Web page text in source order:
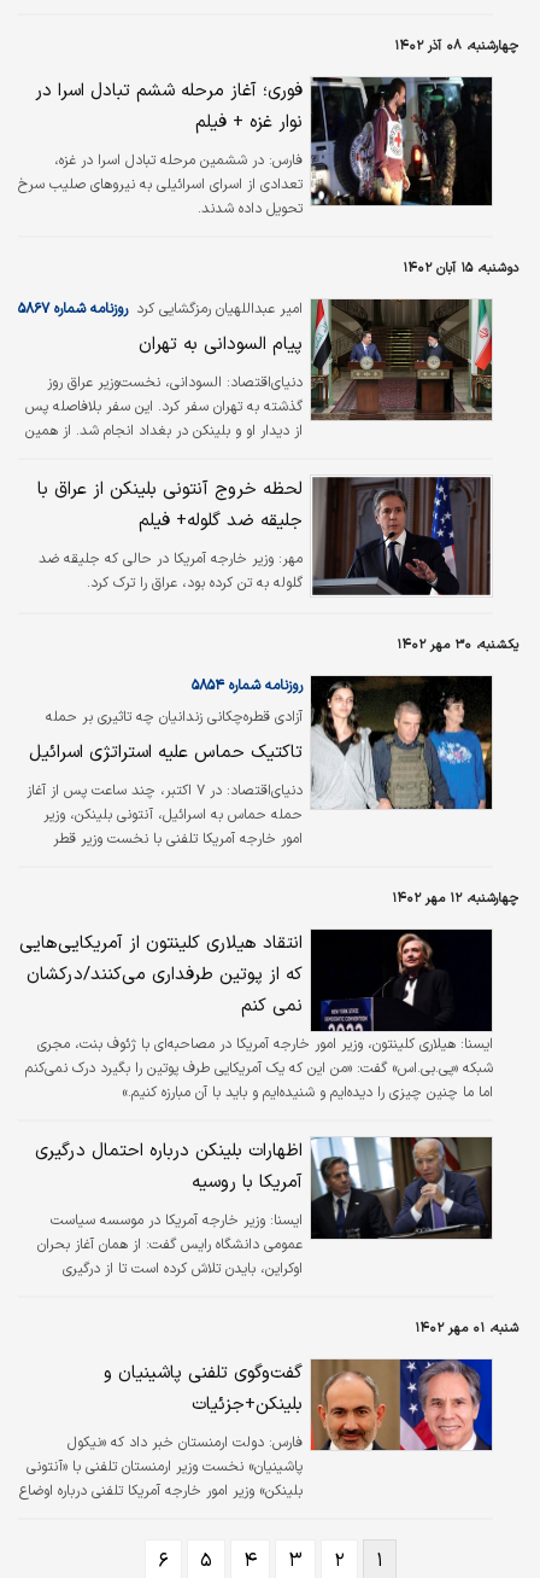
چهارشنبه، ۰۸ آذر ۱۴۰۲
فوری؛ آغاز مرحله ششم تبادل اسرا در
نوار غزه + فیلم
فارس: در ششمین مرحله تبادل اسرا در غزه،
تعدادی از اسرای اسرائیلی به نیروهای صلیب سرخ
تحویل داده شدند.
دوشنبه، ۱۵ آبان ۱۴۰۲
امیر عبداللهیان رمزگشایی کرد روزنامه شماره ۵۸۶۷
پیام السودانی به تهران
دنیای‌اقتصاد: السودانی، نخست‌وزیر عراق روز
گذشته به تهران سفر کرد. این سفر بلافاصله پس
از دیدار او و بلینکن در بغداد انجام شد. از همین
آمریکا به ایران است. حدس و گمانی که البته
توسط امیرعبداللهیان تایید شد. وزیر خارجه
کشورمان خبر داد که در طول سه روز گذشته
پیام‌هایی از واشنگتن دریافت کرده‌اند که در آن
تاکید شده بود که آمریکا خواهان برقراری آتش‌بس
لحظه خروج آنتونی بلینکن از عراق با
جلیقه ضد گلوله+ فیلم
مهر: وزیر خارجه آمریکا در حالی که جلیقه ضد
گلوله به تن کرده بود، عراق را ترک کرد.
یکشنبه، ۳۰ مهر ۱۴۰۲
آزادی قطره‌چکانی زندانیان چه تاثیری بر حمله
زمینی می‌گذارد؟
روزنامه شماره ۵۸۵۴
تاکتیک حماس علیه استراتژی اسرائیل
دنیای‌اقتصاد:
در ۷ اکتبر، چند ساعت پس از آغاز
حمله حماس به اسرائیل، آنتونی بلینکن، وزیر
امور خارجه آمریکا تلفنی با نخست وزیر قطر
زندانی‌های آمریکایی را با نخست‌وزیر قطر در میان
گذاشت. امید بسیاری از دیپلمات‌ها این بود که
قطر بتواند نقش واسطه را بازی کند. این دقیقا
همان کاری است که قطر انجام داد. «جفری
در نیویورک تایمز نوشتند، از آن زمان، قطر…
چهارشنبه، ۱۲ مهر ۱۴۰۲
انتقاد هیلاری کلینتون از آمریکایی‌هایی
که از پوتین طرفداری می‌کنند/درکشان
نمی کنم
ايسنا: هیلاری کلینتون، وزیر امور خارجه آمریکا در مصاحبه‌ای با ژئوف بنت، مجری
شبکه «پی.بی.اس» گفت: «من این که یک آمریکایی طرف پوتین را بگیرد درک نمی‌کنم
اما ما چنین چیزی را دیده‌ایم و شنیده‌ایم و باید با آن مبارزه کنیم.»
اظهارات بلینکن درباره احتمال درگیری
آمریکا با روسیه
ايسنا: وزیر خارجه آمریکا در موسسه سیاست
عمومی دانشگاه رایس گفت: از همان آغاز بحران
اوکراین، بایدن تلاش کرده است تا از درگیری
شنبه، ۰۱ مهر ۱۴۰۲
گفت‌وگوی تلفنی پاشینیان و
بلینکن+جزئیات
فارس: دولت ارمنستان خبر داد که «نیکول
پاشینیان» نخست وزیر ارمنستان تلفنی با «آنتونی
بلینکن» وزیر امور خارجه آمریکا تلفنی درباره اوضاع
۱ ۲ ۳ ۴ ۵ ۶